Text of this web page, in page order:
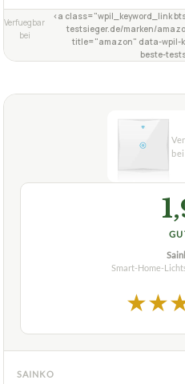
Verfuegbar
bei
<a class="wpil_keyword_link
testsieger.de/marken/
title="amazon" data-wpil-
beste-
Smart-Home-
★★
SAINKO